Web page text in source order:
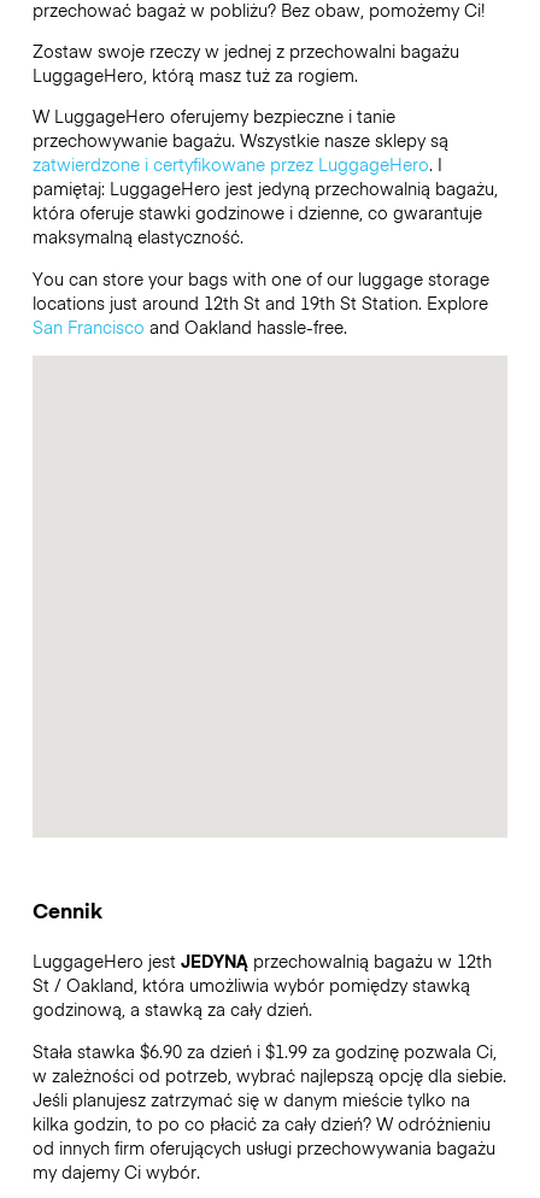
przechować bagaż w pobliżu? Bez obaw, pomożemy Ci!
Zostaw swoje rzeczy w jednej z przechowalni bagażu
LuggageHero, którą masz tuż za rogiem.
W LuggageHero oferujemy bezpieczne i tanie
przechowywanie bagażu. Wszystkie nasze sklepy są
zatwierdzone i certyfikowane przez LuggageHero. I
pamiętaj: LuggageHero jest jedyną przechowalnią bagażu,
która oferuje stawki godzinowe i dzienne, co gwarantuje
maksymalną elastyczność.
You can store your bags with one of our luggage storage
locations just around 12th St and 19th St Station. Explore
San Francisco and Oakland hassle-free.
Cennik
LuggageHero jest JEDYNĄprzechowalnią bagażu w 12th
St / Oakland, która umożliwia wybór pomiędzy stawką
godzinową, a stawką za cały dzień.
Stała stawka $6.90 za dzień i $1.99 za godzinę pozwala Ci,
w zależności od potrzeb, wybrać najlepszą opcję dla siebie.
Jeśli planujesz zatrzymać się w danym mieście tylko na
kilka godzin, to po co płacić za cały dzień? W odróżnieniu
od innych firm oferujących usługi przechowywania bagażu
my dajemy Ci wybór.